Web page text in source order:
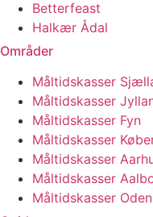
Betterfeast
Halkær Ådal
Områder
Måltidskasser
Måltidskasser
Måltidskasser Fyn
Måltidskasser
Måltidskasser
Måltidskasser
Måltidskasser